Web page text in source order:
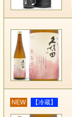
NEW 【冷蔵】